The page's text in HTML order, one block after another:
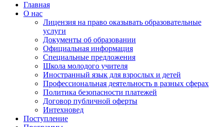
Главная
О нас
Лицензия на право оказывать образовательные
услуги
Документы об образовании
Официальная информация
Специальные предложения
Школа молодого учителя
Иностранный язык для взрослых и детей
Профессиональная деятельность в разных сферах
Политика безопасности платежей
Договор публичной оферты
Интехновед
Поступление